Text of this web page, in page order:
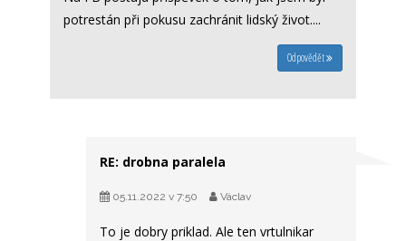
potrestán při pokusu zachránit lidský život....
Odpovědět
RE: drobna paralela
05.11.2022 v 7:50 Václav
To je dobry priklad. Ale ten vrtulnikar